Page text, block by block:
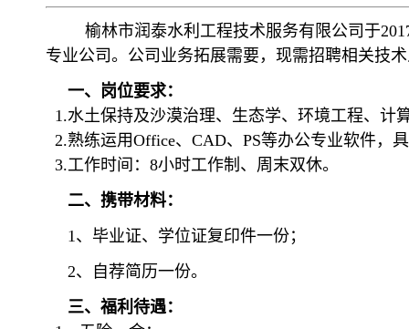
榆林市润泰水利工程技术服务有限公司于
专业公司。公司业务拓展需要，现需招聘相关技
一、岗位要求：
1.水土保持及沙漠治理、生态学、环境工程、计
2.熟练运用Office、CAD、PS等办公专业软件，
3.工作时间：8小时工作制、周末双休。
二、携带材料：
1、毕业证、学位证复印件一份；
2、自荐简历一份。
三、福利待遇：